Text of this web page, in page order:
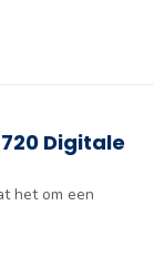
Digitale
het om een